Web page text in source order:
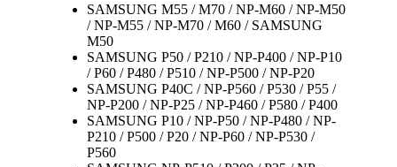
SAMSUNG M55 / M70 / NP-M60 / NP-M50
/ NP-M55 / NP-M70 / M60 / SAMSUNG
M50
SAMSUNG P50 / P210 / NP-P400 / NP-P10
/ P60 / P480 / P510 / NP-P500 / NP-P20
SAMSUNG P40C / NP-P560 / P530 / P55 /
NP-P200 / NP-P25 / NP-P460 / P580 / P400
SAMSUNG P10 / NP-P50 / NP-P480 / NP-
P210 / P500 / P20 / NP-P60 / NP-P530 /
P560